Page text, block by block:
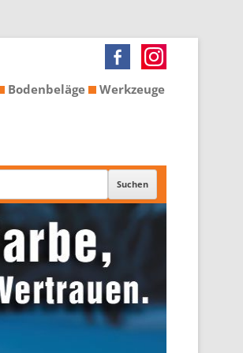
Bodenbeläge Werkzeuge